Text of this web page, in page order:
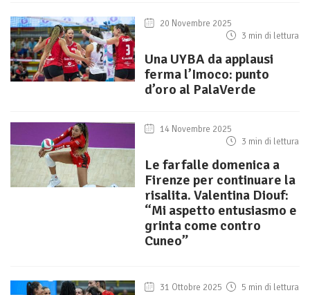
20 Novembre 2025
3 min di lettura
Una UYBA da applausi
ferma l’Imoco: punto
d’oro al PalaVerde
14 Novembre 2025
3 min di lettura
Le farfalle domenica a
Firenze per continuare la
risalita. Valentina Diouf:
“Mi aspetto entusiasmo e
grinta come contro
Cuneo”
31 Ottobre 2025 5 min di lettura